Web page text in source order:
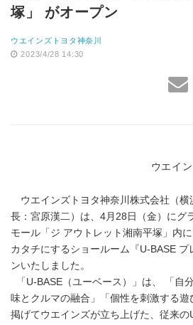
塚」 がオープン
ウエインズトヨタ神奈川
2023/4/28 14:30
ウエイ
ウエインズトヨタ神奈川株式会社（横
長：宮原漢二）は、4月28日（金）にグ
モール「ジ アウトレット湘南平塚」内
カタチにするショールーム『U-BASE
ンいたしました。
「U-BASE（ユーベース）」は、 「自
味とクルマの融合」「個性を刺激する
掲げてウエインズが立ち上げた、従来